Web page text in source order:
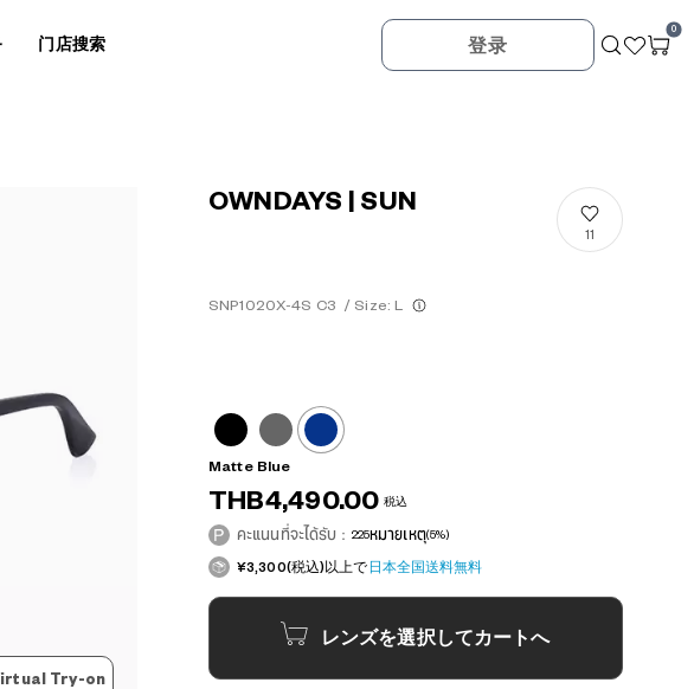
门店搜索 登录
0
Try-on
OWNDAYS | SUN
SNP1020X-4S C3 / Size: L
11
Matte Blue
THB4,490.00 税込
คะแนนที่จะได้รับ： 225หมายเหตุ(5%)
¥3,300(税込)以上で 日本全国送料無料
レンズを選択してカートへ